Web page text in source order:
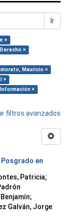
Ir
×
×
Mauricio ×
×
×
filtros avanzados
en
Patricia;
;
Galván, Jorge